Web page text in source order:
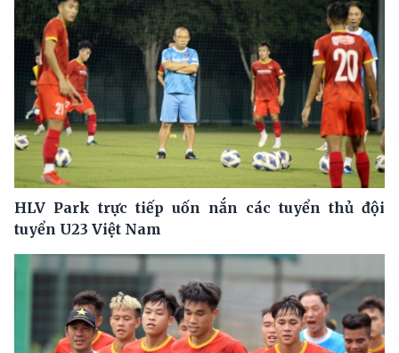
HLV Park trực tiếp uốn nắn các tuyển thủ đội
tuyển U23 Việt Nam